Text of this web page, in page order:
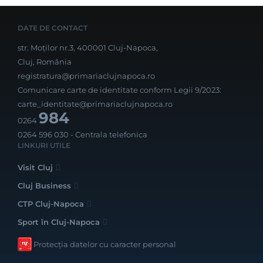
DATE DE CONTACT
str. Moților nr.3, 400001 Cluj-Napoca,
Cluj, România
registratura@primariaclujnapoca.ro
Comunicare carte de identitate conform Legii 9/2023:
carte_identitate@primariaclujnapoca.ro
0264984
0264 596 030 - Centrala telefonica
LINKURI UTILE
Visit Cluj
Cluj Business
CTP Cluj-Napoca
Sport în Cluj-Napoca
Protecția datelor cu caracter personal